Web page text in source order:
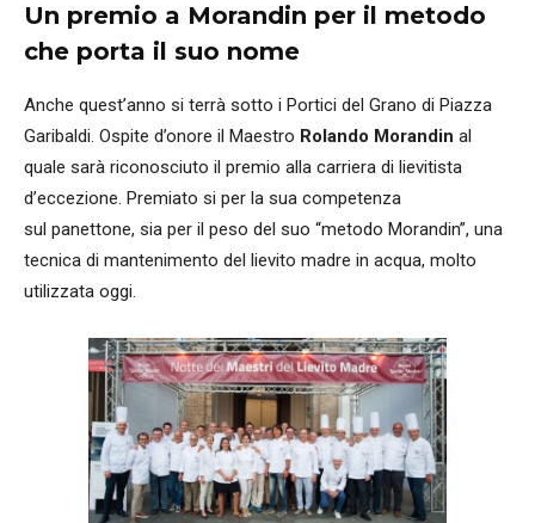
Un premio a Morandin per il metodo
che porta il suo nome
Anche quest’anno si terrà sotto i Portici del Grano di Piazza
Garibaldi. Ospite d’onore il Maestro Rolando Morandin al
quale sarà riconosciuto il premio alla carriera di lievitista
d’eccezione. Premiato si per la sua competenza
sul panettone, sia per il peso del suo “metodo Morandin”, una
tecnica di mantenimento del lievito madre in acqua, molto
utilizzata oggi.